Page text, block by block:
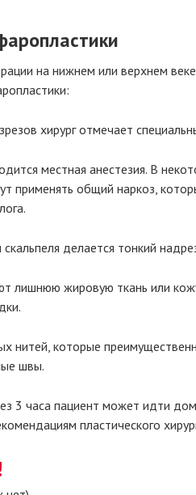
на нижнем или верхнем
хирург отмечает
местная анестезия. В
применять общий наркоз,
делается тонкий
лишнюю жировую ткань или
нитей, которые
швы.
3 часа пациент может идти
пластического